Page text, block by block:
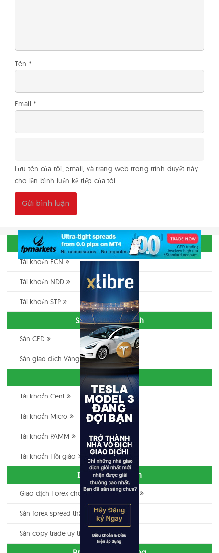
Tên *
Email *
Lưu tên của tôi, email, và trang web trong trình duyệt này
cho lần bình luận kế tiếp của tôi.
Phân loại Broker
Tài khoản ECN
Tài khoản NDD
Tài khoản STP
Sản phẩm giao dịch
Sàn CFD
Sàn giao dịch Vàng
Loại tài khoản
Tài khoản Cent
Tài khoản Micro
Tài khoản PAMM
Tài khoản Hồi giáo
Điều kiện giao dịch
Giao dịch Forex cho người mới bắt đầu
Sàn forex spread thấp nhất
Sàn copy trade uy tín